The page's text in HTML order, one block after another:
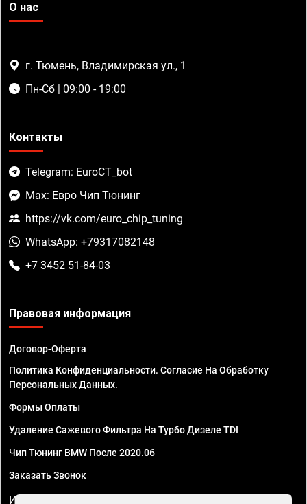
О нас
г. Тюмень, Владимирская ул., 1
Пн-Сб | 09:00 - 19:00
Контакты
Telegram: EuroCT_bot
Max: Евро Чип Тюнинг
https://vk.com/euro_chip_tuning
WhatsApp: +79317082148
+7 3452 51-84-03
Правовая информация
Договор-Оферта
Политика Конфиденциальности. Согласие На Обработку
Персональных Данных.
Формы Оплаты
Удаление Сажевого Фильтра На Турбо Дизеле TDI
Чип Тюнинг BMW После 2020.06
Заказать Звонок
ИП Смирнов Георгий Павлович. ИНН 781302555843,